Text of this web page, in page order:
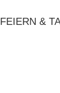
FEIERN &